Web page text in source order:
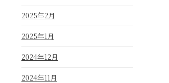
2025年2月
2025年1月
2024年12月
2024年11月